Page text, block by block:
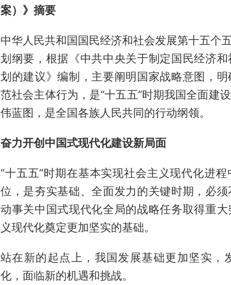
案）》摘要
中华人民共和国国民经济和社会发展第十五个
划纲要，根据《中共中央关于制定国民经济
划的建议》编制，主要阐明国家战略意图，
范社会主体行为，是“十五五”时期我国全面建
伟蓝图，是全国各族人民共同的行动纲领。
奋力开创中国式现代化建设新局面
“十五五”时期在基本实现社会主义现代化进
位，是夯实基础、全面发力的关键时期，必
动事关中国式现代化全局的战略任务取得重
义现代化奠定更加坚实的基础。
站在新的起点上，我国发展基础更加坚实，
化，面临新的机遇和挑战。